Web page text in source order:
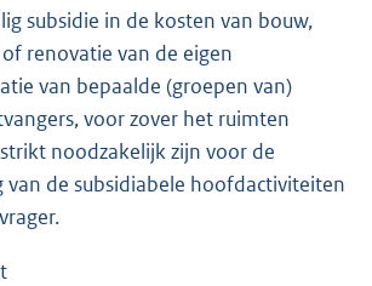
subsidie in de kosten van bouw,
renovatie van de eigen
van bepaalde (groepen van)
voor zover het ruimten
noodzakelijk zijn voor de
van de subsidiabele hoofdactiviteiten